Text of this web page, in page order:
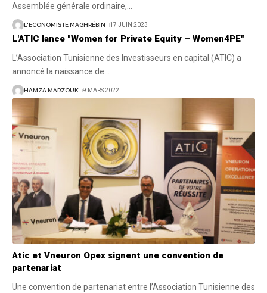
Assemblée générale ordinaire,
L'ECONOMISTE MAGHRÉBIN 17 JUIN 2023
L'ATIC lance "Women for Private Equity – Women4PE"
L’Association Tunisienne des Investisseurs en capital (ATIC) a
annoncé la naissance de
HAMZA MARZOUK 9 MARS 2022
Atic et Vneuron Opex signent une convention de
partenariat
Une convention de partenariat entre l’Association Tunisienne des